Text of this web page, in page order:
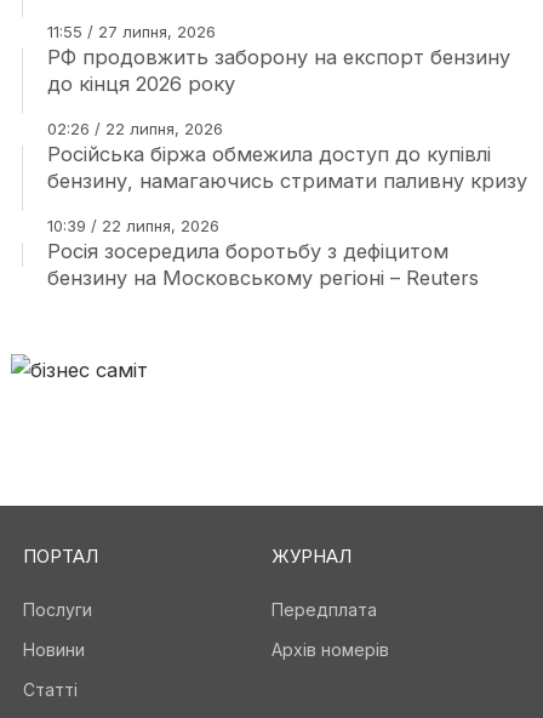
11:55 / 27 липня, 2026
РФ продовжить заборону на експорт бензину
до кінця 2026 року
02:26 / 22 липня, 2026
Російська біржа обмежила доступ до купівлі
бензину, намагаючись стримати паливну кризу
10:39 / 22 липня, 2026
Росія зосередила боротьбу з дефіцитом
бензину на Московському регіоні – Reuters
ПОРТАЛ
Послуги
Новини
Статті
ЖУРНАЛ
Передплата
Архів номерів